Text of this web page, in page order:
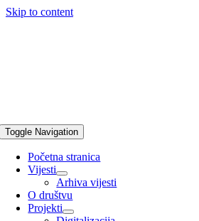
Skip to content
Toggle Navigation
Početna stranica
Vijesti
Arhiva vijesti
O društvu
Projekti